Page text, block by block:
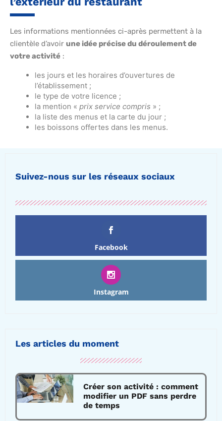
Les informations mentionnées ci-après permettent à la
clientèle d’avoir une idée précise du déroulement de
votre activité :
les jours et les horaires d’ouvertures de
l’établissement ;
le type de votre licence ;
la mention « prix service compris » ;
la liste des menus et la carte du jour ;
les boissons offertes dans les menus.
Suivez-nous sur les réseaux sociaux
Facebook
Instagram
Les articles du moment
Créer son activité : comment
modifier un PDF sans perdre
de temps